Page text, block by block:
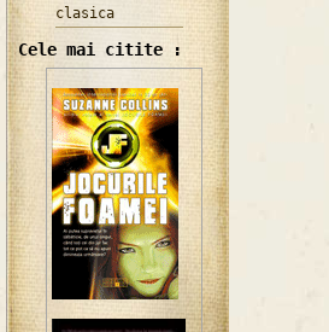
clasica
Cele mai citite :